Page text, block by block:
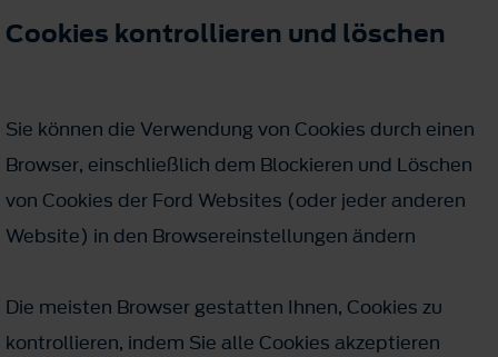
Cookies kontrollieren und löschen
Sie können die Verwendung von Cookies durch einen
Browser, einschließlich dem Blockieren und Löschen
von Cookies der Ford Websites (oder jeder anderen
Website) in den Browsereinstellungen ändern
Die meisten Browser gestatten Ihnen, Cookies zu
kontrollieren, indem Sie alle Cookies akzeptieren